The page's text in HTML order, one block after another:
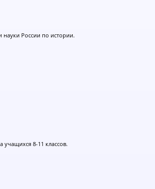
науки России по истории.
учащихся 8-11 классов.